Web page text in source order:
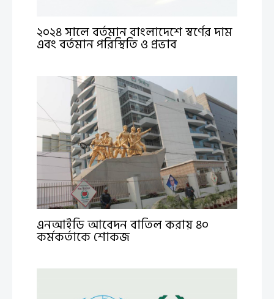
২০২৪ সালে বর্তমান বাংলাদেশে স্বর্ণের দাম
এবং বর্তমান পরিস্থিতি ও প্রভাব
এনআইডি আবেদন বাতিল করায় ৪০
কর্মকর্তাকে শোকজ